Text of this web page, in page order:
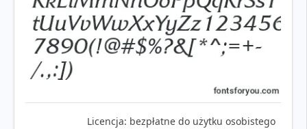
Licencja: bezpłatne do użytku osobistego